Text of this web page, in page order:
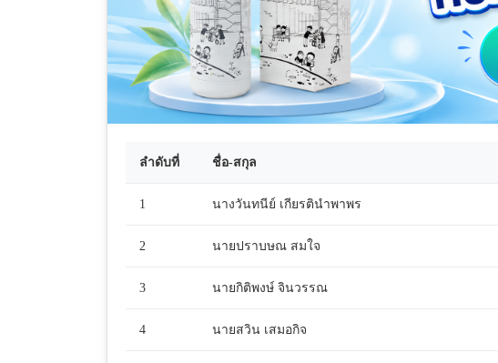
ลำดับที่ ชื่อ-สกุล
1 นางวันทนีย์ เกียรตินำพาพร
2 นายปราบษณ สมใจ
3 นายกิติพงษ์ จินวรรณ
4 นายสวิน เสมอกิจ